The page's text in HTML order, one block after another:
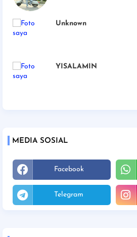
Unknown
YISALAMIN
MEDIA SOSIAL
Facebook
Telegram